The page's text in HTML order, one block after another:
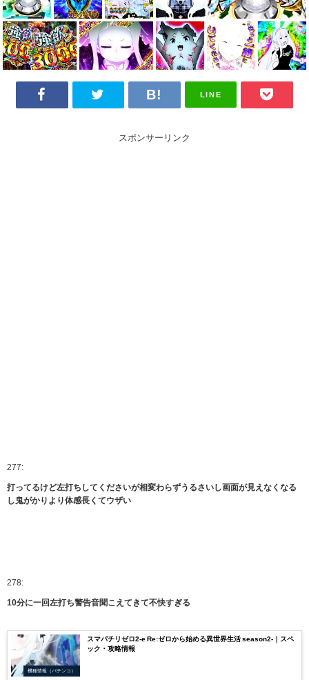
LINE
スポンサーリンク
277:
打ってるけど左打ちしてくださいが相変わらずうるさいし画面が見えなくなる
し鬼がかりより体感長くてウザい
278:
10分に一回左打ち警告音聞こえてきて不快すぎる
機種情報（パチンコ）
スマパチリゼロ2-e Re:ゼロから始める異世界生活 season2-｜スペ
ック・攻略情報